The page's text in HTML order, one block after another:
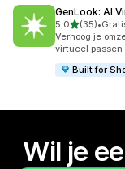
GenLook: AI
5,0van 5
(35)
35 recensies in
•
Verhoog je
virtueel passen
Built for
Wil je